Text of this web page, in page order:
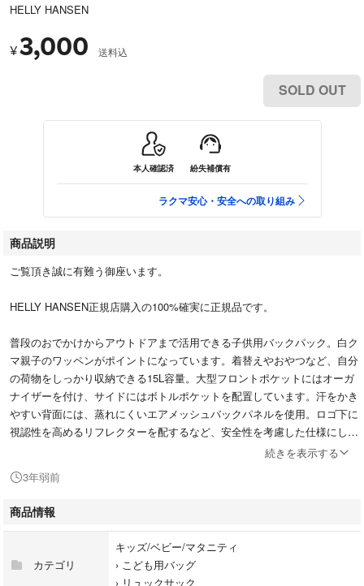
HELLY HANSEN
¥3,000 送料込
SOLD OUT
本人確認済 紛失補償有
ラクマ安心・安全への取り組み
商品説明
ご覧頂き誠に有難う御座います。
HELLY HANSEN正規店購入の100%確実に正規品です。
普段のおでかけからアウトドアまで活用できる子供用バックパック。白ク
マ親子のワッペンがポイントになっています。着替えやおやつなど、自分
の荷物をしっかり収納できる15L容量。大型フロントポケットにはオーガ
ナイザーを付け、サイドにはボトルポケットを配置しています。汗をかき
やすい背面には、蒸れにくいエアメッシュバックパネルを使用。ロゴ下に
視認性を高めるリフレクターを配するなど、安全性を考慮した仕様にして
【カラー】
NAVY ボーダー
容量:15L 37.5×W26×D14.5.cm
年齢目安:5歳〜9歳
続きを表示する
3年弱前
商品情報
カテゴリ
キッズ/ベビー/マタニティ
› こども用バッグ
› リュックサック